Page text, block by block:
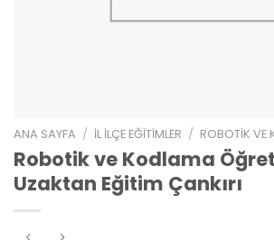
ANA SAYFA / İL İLÇE EĞITIMLER / ROBOTIK VE
Robotik ve Kodlama
Uzaktan Eğitim Çankırı